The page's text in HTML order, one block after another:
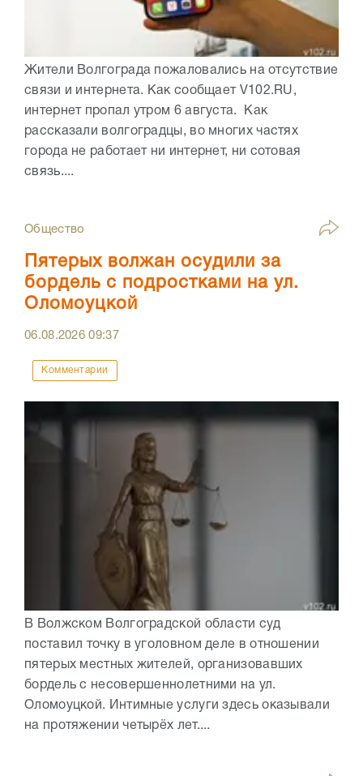
Жители Волгограда пожаловались на отсутствие
связи и интернета. Как сообщает V102.RU,
интернет пропал утром 6 августа. Как
рассказали волгоградцы, во многих частях
города не работает ни интернет, ни сотовая
связь....
Общество
Пятерых волжан осудили за
бордель с подростками на ул.
Оломоуцкой
06.08.202609:37
Комментарии
В Волжском Волгоградской области суд
поставил точку в уголовном деле в отношении
пятерых местных жителей, организовавших
бордель с несовершеннолетними на ул.
Оломоуцкой. Интимные услуги здесь оказывали
на протяжении четырёх лет....